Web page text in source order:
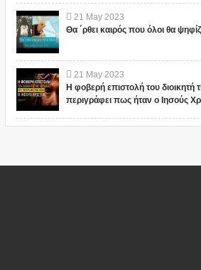
21 May 2023
Θα ΄ρθει καιρός που όλοι θα
21 May 2023
Η φοβερή επιστολή του διοικητή
περιγράφει πως ήταν ο Ιησούς